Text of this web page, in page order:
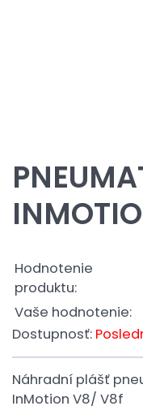
Hodnotenie
produktu:
Vaše hodnotenie:
Dostupnosť:
Náhradní plášť
InMotion V8/ V8f